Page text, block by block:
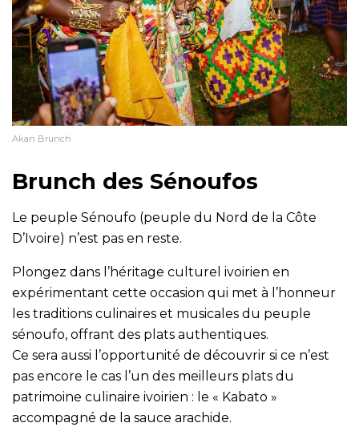
Akan Brunch
Brunch des Sénoufos
Le peuple Sénoufo (peuple du Nord de la Côte
D’Ivoire) n’est pas en reste.
Plongez dans l’héritage culturel ivoirien en
expérimentant cette occasion qui met à l’honneur
les traditions culinaires et musicales du peuple
sénoufo, offrant des plats authentiques.
Ce sera aussi l’opportunité de découvrir si ce n’est
pas encore le cas l’un des meilleurs plats du
patrimoine culinaire ivoirien : le « Kabato »
accompagné de la sauce arachide.